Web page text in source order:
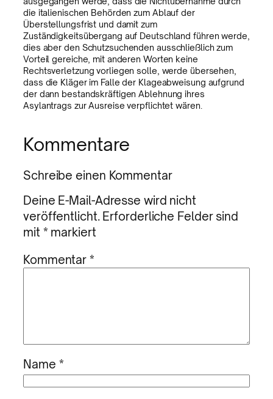
die italienischen Behörden zum Ablauf der
Überstellungsfrist und damit zum
Zuständigkeitsübergang auf Deutschland führen werde,
dies aber den Schutzsuchenden ausschließlich zum
Vorteil gereiche, mit anderen Worten keine
Rechtsverletzung vorliegen solle, werde übersehen,
dass die Kläger im Falle der Klageabweisung aufgrund
der dann bestandskräftigen Ablehnung ihres
Asylantrags zur Ausreise verpflichtet wären.
Kommentare
Schreibe einen Kommentar
Deine E-Mail-Adresse wird nicht
veröffentlicht. Erforderliche Felder sind
mit * markiert
Kommentar*
Name *